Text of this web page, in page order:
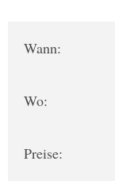
Wann:
Wo:
Preise: